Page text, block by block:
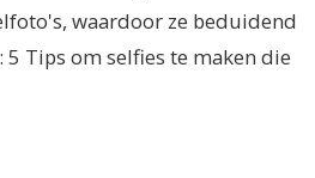
waardoor ze beduidend
Tips om selfies te maken die